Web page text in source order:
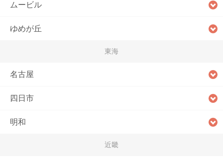
ムービル
ゆめが丘
東海
名古屋
四日市
明和
近畿